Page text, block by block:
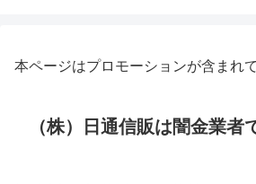
本ページはプロモーションが含まれ
（株）日通信販は闇金業者